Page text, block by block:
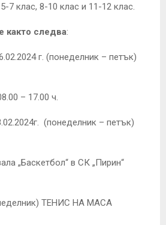
7 клас, 8-10 клас и 11-12 клас.
както следва:
г. (понеделник – петък)
– 17.00 ч.
(понеделник – петък)
„Баскетбол“ в СК „Пирин“
ТЕНИС НА МАСА